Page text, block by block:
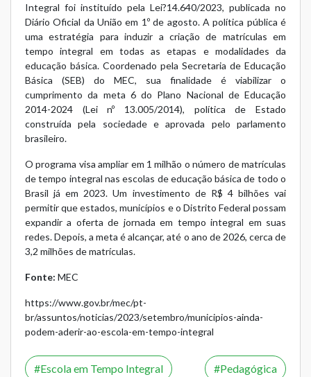
Integral foi instituído pela Lei?14.640/2023, publicada no
Diário Oficial da União em 1º de agosto. A política pública é
uma estratégia para induzir a criação de matrículas em
tempo integral em todas as etapas e modalidades da
educação básica. Coordenado pela Secretaria de Educação
Básica (SEB) do MEC, sua finalidade é viabilizar o
cumprimento da meta 6 do Plano Nacional de Educação
2014-2024 (Lei nº 13.005/2014), política de Estado
construída pela sociedade e aprovada pelo parlamento
brasileiro.
O programa visa ampliar em 1 milhão o número de matrículas
de tempo integral nas escolas de educação básica de todo o
Brasil já em 2023. Um investimento de R$ 4 bilhões vai
permitir que estados, municípios e o Distrito Federal possam
expandir a oferta de jornada em tempo integral em suas
redes. Depois, a meta é alcançar, até o ano de 2026, cerca de
3,2 milhões de matrículas.
Fonte: MEC
https://www.gov.br/mec/pt-
br/assuntos/noticias/2023/setembro/municipios-ainda-
podem-aderir-ao-escola-em-tempo-integral
Escola em Tempo Integral Pedagógica